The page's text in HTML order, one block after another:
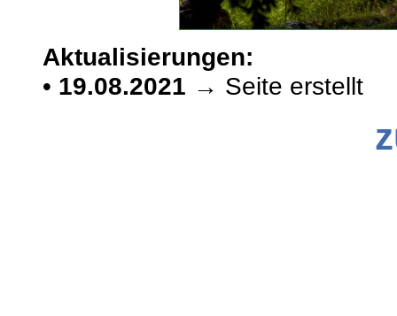
Aktualisierungen:
• 19.08.2021 → Seite erstellt